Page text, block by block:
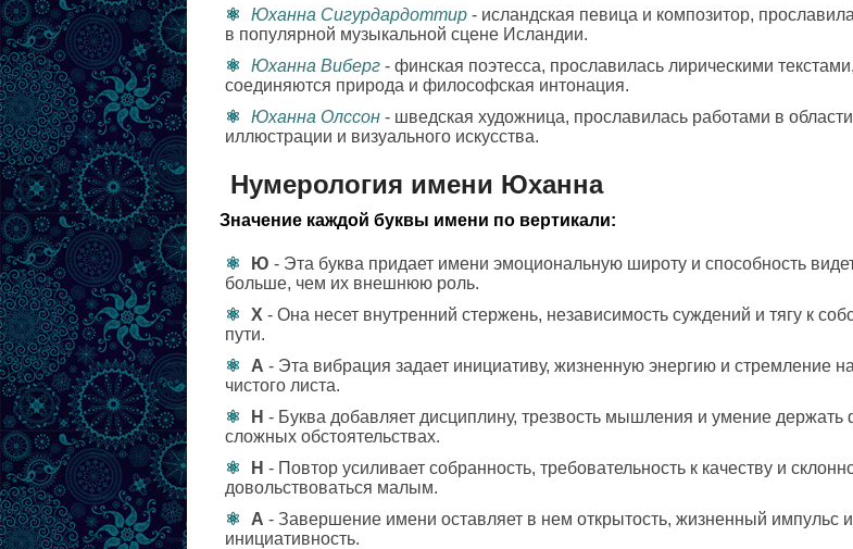
Юханна Сигурдардоттир - исландская певица и композитор,
в популярной музыкальной сцене Исландии.
Юханна Виберг - финская поэтесса, прославилась лирическими
соединяются природа и философская интонация.
Юханна Олссон - шведская художница, прославилась работами в
иллюстрации и визуального искусства.
Нумерология имени Юханна
Значение каждой буквы имени по вертикали:
Ю - Эта буква придает имени эмоциональную широту и способность
больше, чем их внешнюю роль.
Х - Она несет внутренний стержень, независимость суждений и тягу к
пути.
А - Эта вибрация задает инициативу, жизненную энергию и стремление
чистого листа.
Н - Буква добавляет дисциплину, трезвость мышления и умение держать
сложных обстоятельствах.
Н - Повтор усиливает собранность, требовательность к качеству и
довольствоваться малым.
А - Завершение имени оставляет в нем открытость, жизненный импульс
инициативность.